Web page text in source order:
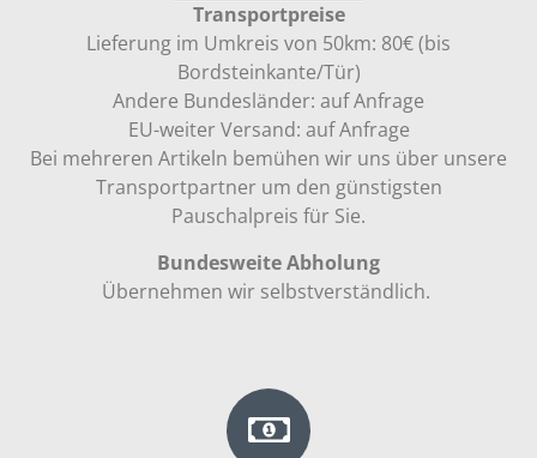
Transportpreise
Lieferung im Umkreis von 50km: 80€ (bis
Bordsteinkante/Tür)
Andere Bundesländer: auf Anfrage
EU-weiter Versand: auf Anfrage
Bei mehreren Artikeln bemühen wir uns über unsere
Transportpartner um den günstigsten
Pauschalpreis für Sie.
Bundesweite Abholung
Übernehmen wir selbstverständlich.